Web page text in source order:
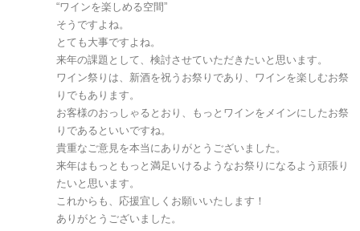
“ワインを楽しめる空間”
そうですよね。
とても大事ですよね。
来年の課題として、検討させていただきたいと思います。
ワイン祭りは、新酒を祝うお祭りであり、ワインを楽しむお祭
りでもあります。
お客様のおっしゃるとおり、もっとワインをメインにしたお祭
りであるといいですね。
貴重なご意見を本当にありがとうございました。
来年はもっともっと満足いけるようなお祭りになるよう頑張り
たいと思います。
これからも、応援宜しくお願いいたします！
ありがとうございました。